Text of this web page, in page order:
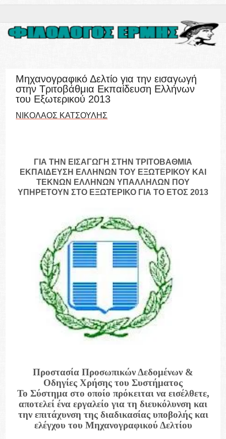
Μηχανογραφικό Δελτίο για την εισαγωγή
στην Τριτοβάθμια Εκπαίδευση Ελλήνων
του Εξωτερικού 2013
ΝΙΚΟΛΑΟΣ ΚΑΤΣΟΥΛΗΣ
ΓΙΑ ΤΗΝ ΕΙΣΑΓΩΓΗ ΣΤΗΝ ΤΡΙΤΟΒΑΘΜΙΑ
ΕΚΠΑΙΔΕΥΣΗ ΕΛΛΗΝΩΝ ΤΟΥ ΕΞΩΤΕΡΙΚΟΥ ΚΑΙ
ΤΕΚΝΩΝ ΕΛΛΗΝΩΝ ΥΠΑΛΛΗΛΩΝ ΠΟΥ
ΥΠΗΡΕΤΟΥΝ ΣΤΟ ΕΞΩΤΕΡΙΚΟ ΓΙΑ ΤΟ ΕΤΟΣ 2013
Προστασία Προσωπικών Δεδομένων &
Οδηγίες Χρήσης του Συστήματος
Το Σύστημα στο οποίο πρόκειται να εισέλθετε,
αποτελεί ένα εργαλείο για τη διευκόλυνση και
την επιτάχυνση της διαδικασίας υποβολής και
ελέγχου του Μηχανογραφικού Δελτίου